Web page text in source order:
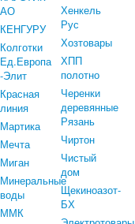
АО
КЕНГУРУ
Колготки
Ед.Европа
-Элит
Красная
линия
Мартика
Мечта
Миган
Минеральные
воды
ММК
Хенкель
Рус
Хозтовары
ХПП
полотно
Черенки
деревянные
Рязань
Чиртон
Чистый
дом
Щекиноазот-
БХ